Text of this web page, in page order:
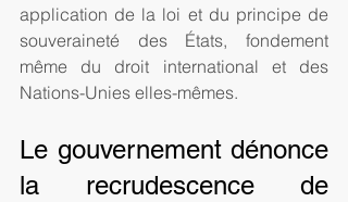
application de la loi et du principe de
souveraineté des États, fondement
même du droit international et des
Nations-Unies elles-mêmes.
Le gouvernement dénonce
la recrudescence de